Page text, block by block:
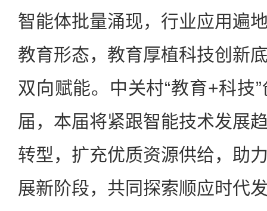
智能体批量涌现，行业应用遍
教育形态，教育厚植科技创新
双向赋能。中关村“教育+科技
届，本届将紧跟智能技术发展
转型，扩充优质资源供给，助
展新阶段，共同探索顺应时代